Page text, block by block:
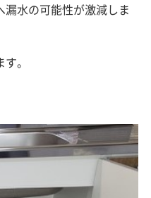
水の可能性が激減しま
。